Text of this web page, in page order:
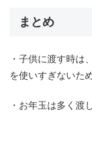
まとめ
・子供に渡す時は
を使いすぎないた
・お年玉は多く渡